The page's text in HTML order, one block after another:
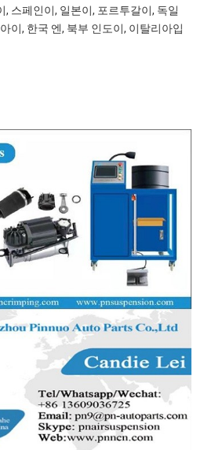
스페인이, 일본이, 포르투갈이, 독일
이, 한국 엔, 북부 인도이, 이탈리아입